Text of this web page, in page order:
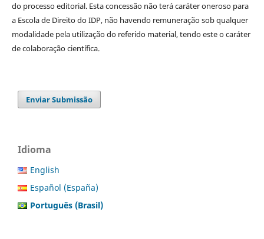
do processo editorial. Esta concessão não terá caráter oneroso para
a Escola de Direito do IDP, não havendo remuneração sob qualquer
modalidade pela utilização do referido material, tendo este o caráter
de colaboração científica.
Enviar Submissão
Idioma
English
Español (España)
Português (Brasil)